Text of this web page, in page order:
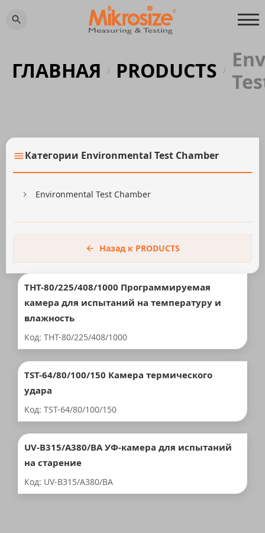
ГЛАВНАЯ / PRODUCTS /
Категории Environmental Test Chamber
Environmental Test Chamber
Назад к PRODUCTS
THT-80/225/408/1000 Программируемая
камера для испытаний на температуру и
влажность
Код: THT-80/225/408/1000
TST-64/80/100/150 Камера термического
удара
Код: TST-64/80/100/150
UV-B315/A380/BA УФ-камера для испытаний
на старение
Код: UV-B315/A380/BA